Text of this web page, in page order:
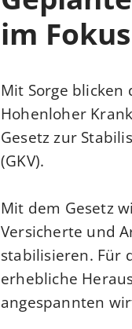
im Fokus
Mit Sorge blicken
Hohenloher
Gesetz zur
(GKV).
Mit dem Gesetz
Versicherte und
stabilisieren. Für
erhebliche
angespannten